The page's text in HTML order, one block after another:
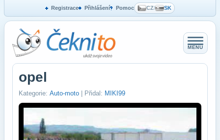
Registrace Přihlášení Pomoc CZ/ SK
MENU
opel
Kategorie: Auto-moto | Přidal: MIKI99